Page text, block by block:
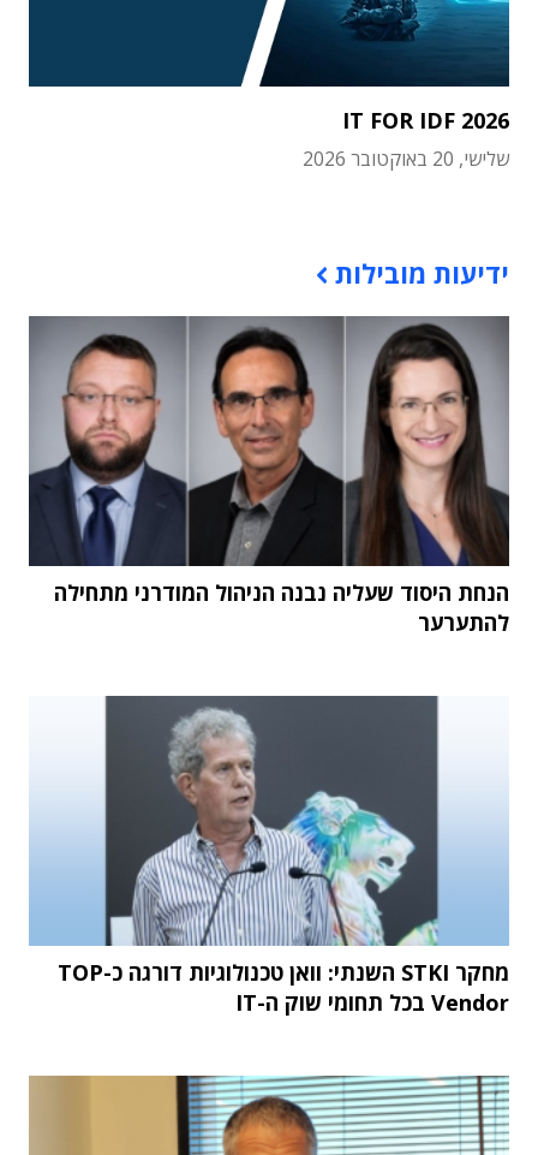
IT FOR IDF 2026
שלישי, 20 באוקטובר 2026
ידיעות מובילות
הנחת היסוד שעליה נבנה הניהול המודרני מתחילה
להתערער
מחקר STKI השנתי: וואן טכנולוגיות דורגה כ-TOP
Vendor בכל תחומי שוק ה-IT